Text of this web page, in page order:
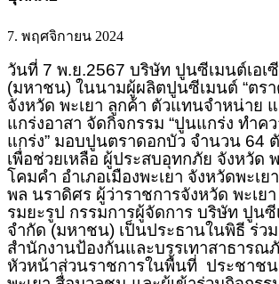
7. พฤศจิกายน 2024
วันที่ 7 พ.ย.2567 บริษัท ปูนซีเมนต์เอเ
(มหาชน) ในนามผู้ผลิตปูนซีเมนต์ “ตร
จังหวัด พะเยา ลูกค้า ตัวแทนจำหน่าย
แกร่งอาสา จัดกิจกรรม “ปูนแกร่ง ทำค
แกร่ง” มอบปูนตราดอกบัว จำนวน 64
เพื่อช่วยเหลือ ผู้ประสบอุทกภัย จังหวัด
โคมคำ อำเภอเมืองพะเยา จังหวัดพะเ
พล นราดิศร ผู้ว่าราชการจังหวัด พะเย
รมยะรูป กรรมการผู้จัดการ บริษัท ปูนซี
จำกัด (มหาชน) เป็นประธานในพิธี ร่ว
สำนักงานป้องกันและบรรเทาสาธารณ
หัวหน้าส่วนราชการในพื้นที่ ประชาช